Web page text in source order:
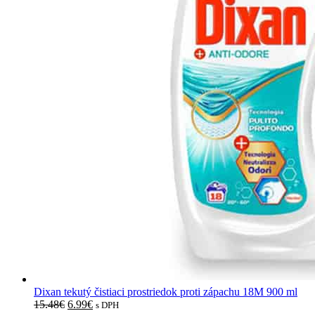
Dixan tekutý čistiaci prostriedok proti zápachu 18Μ 900 ml
15.48€ 6.99€ s DPH